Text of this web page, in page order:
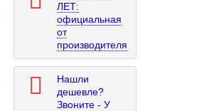
ЛЕТ:
официальная
от
производителя
Нашли
дешевле?
Звоните - У